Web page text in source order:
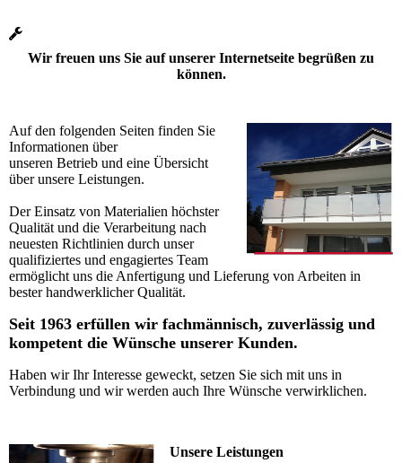
Wir freuen uns Sie auf unserer Internetseite begrüßen zu
können.
Auf den folgenden Seiten finden Sie
Informationen über
unseren Betrieb und eine Übersicht
über unsere Leistungen.
Der Einsatz von Materialien höchster
Qualität und die Verarbeitung nach
neuesten Richtlinien durch unser
qualifiziertes und engagiertes Team
ermöglicht uns die Anfertigung und Lieferung von Arbeiten in
bester handwerklicher Qualität.
Seit 1963 erfüllen wir fachmännisch, zuverlässig und
kompetent die Wünsche unserer Kunden.
Haben wir Ihr Interesse geweckt, setzen Sie sich mit uns in
Verbindung und wir werden auch Ihre Wünsche verwirklichen.
Unsere Leistungen